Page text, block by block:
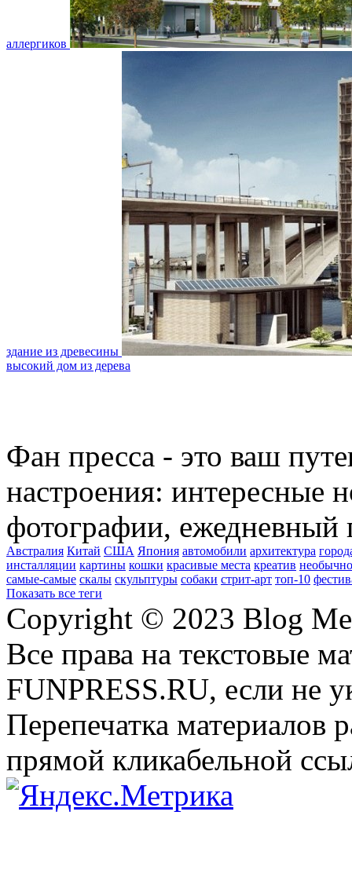
аллергиков
здание из древесины
высокий дом из дерева
Фан пресса - это ваш
настроения: интересные
фотографии, ежедневный
Австралия Китай США Япония автомобили архитектура
инсталляции картины кошки красивые места креатив
самые-самые скалы скульптуры собаки стрит-арт топ-10
Показать все теги
Copyright © 2023 Blog
Все права на текстовые
FUNPRESS.RU, если не
Перепечатка материалов
прямой кликабельной